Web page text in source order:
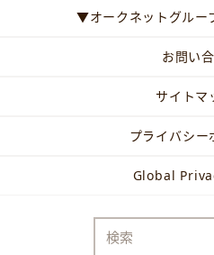
▼オークネットグルー
お問い
サイトマ
プライバシー
Global